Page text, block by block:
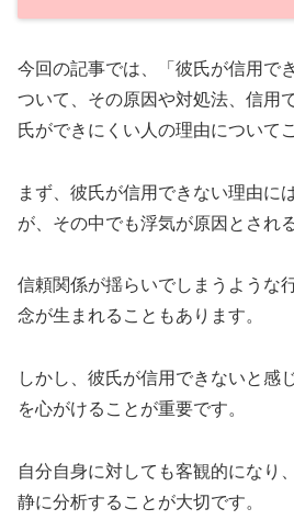
今回の記事では、「彼氏が信用で
ついて、その原因や対処法、信用
氏ができにくい人の理由について
まず、彼氏が信用できない理由に
が、その中でも浮気が原因とされ
信頼関係が揺らいでしまうような
念が生まれることもあります。
しかし、彼氏が信用できないと感
を心がけることが重要です。
自分自身に対しても客観的になり
静に分析することが大切です。